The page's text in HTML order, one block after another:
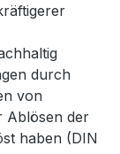
durch
von
Ablösen der
haben (DIN